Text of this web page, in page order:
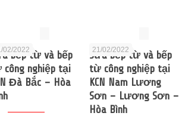
02/2022
bếp từ và bếp
nghiệp tại
Đà Bắc – Hòa
21/02/2022
Sửa bếp từ và bếp
từ công nghiệp tại
KCN Nam Lương
Sơn – Lương Sơn –
Hòa Bình